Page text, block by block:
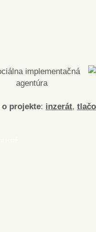
projekte: inzerát,